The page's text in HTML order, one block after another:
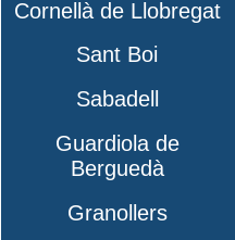
Cornellà de Llobregat
Sant Boi
Sabadell
Guardiola de
Berguedà
Granollers